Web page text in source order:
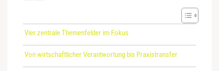
Vier zentrale Themenfelder im Fokus
Von wirtschaftlicher Verantwortung bis Praxistransfer